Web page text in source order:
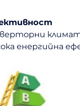
енергийна